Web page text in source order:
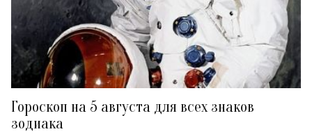
Гороскоп на 5 августа для всех знаков
зодиака